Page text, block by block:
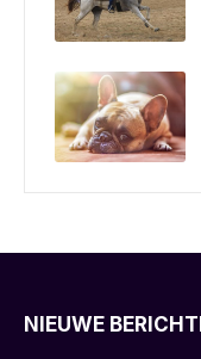
NIEUWE
Chris oktober 15,